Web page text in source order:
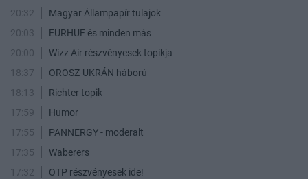
20:32
Magyar Állampapír tulajok
20:03
EURHUF és minden más
20:00
Wizz Air részvényesek topikja
18:37
OROSZ-UKRÁN háború
18:13
Richter topik
17:59
Humor
17:55
PANNERGY - moderalt
17:35
Waberers
17:32
OTP részvényesek ide!